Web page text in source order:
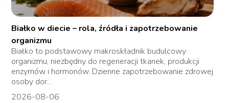
Białko w diecie – rola, źródła i zapotrzebowanie
organizmu
Białko to podstawowy makroskładnik budulcowy
organizmu, niezbędny do regeneracji tkanek, produkcji
enzymów i hormonów. Dzienne zapotrzebowanie zdrowej
osoby dor...
2026-08-06